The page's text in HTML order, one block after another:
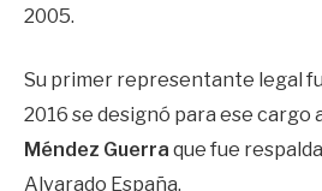
2005.
Su primer representante legal
2016 se designó para ese cargo
Méndez Guerra que fue
Alvarado España.